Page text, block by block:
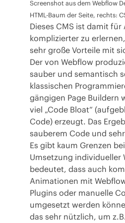
Screenshot aus dem Webflow
HTML-Baum der Seite, rechts:
Dieses CMS ist damit
komplizierter zu
sehr große Vorteile mit
Der von Webflow
sauber und semantisch
klassischen
gängigen Page Buildern
viel „Code Bloat“
Code) erzeugt. Das
sauberem Code und
Es gibt kaum Grenzen
Umsetzung individueller
bedeutet, dass auch
Animationen mit
Plugins oder manuelle
umgesetzt werden
das sehr nützlich, um